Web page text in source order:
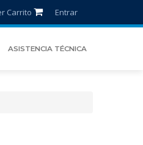
Carrito Entrar
ASISTENCIA TÉCNICA